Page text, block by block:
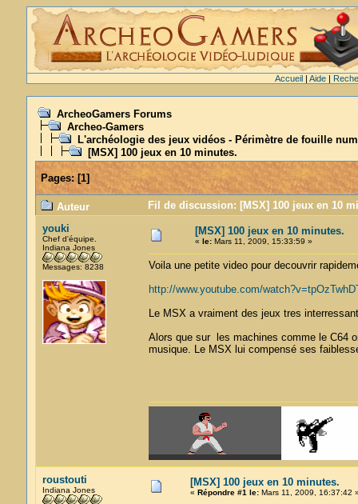
Accueil| Aide|
ArcheoGamers Forums
Archeo-Gamers
L'archéologie des jeux vidéos - Périmètre de fouille
[MSX] 100 jeux en 10 minutes.
Pages:[1]
Auteur
Fil de discussion: [MSX] 100 jeux en 10
youki
Chef d'équipe.
Indiana Jones
Messages: 8238
[MSX] 100 jeux en 10 minutes.
« le:Mars 11, 2009, 15:33:59 »
Voila une petite video pour decouvrir
http://www.youtube.com/
Le MSX a vraiment des jeux tres
Alors que sur les machines comme le C64
musique. Le MSX lui compensé ses
roustouti
Indiana Jones
[MSX] 100 jeux en 10 minutes.
« Répondre #1 le:Mars 11, 2009, 16:37:42